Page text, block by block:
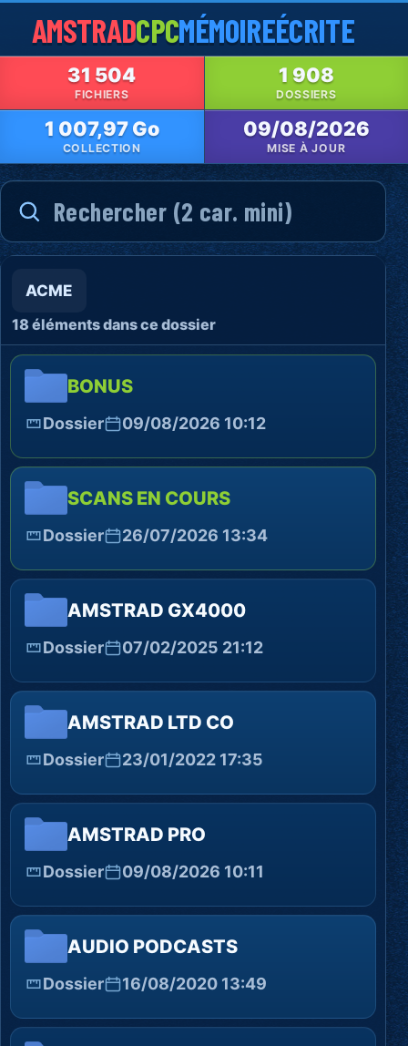
AMSTRADCPCMÉMOIREÉCRITE
31 504
FICHIERS
1 908
DOSSIERS
1 007,97 Go
COLLECTION
09/08/2026
MISE À JOUR
ACME
18 éléments dans ce dossier
BONUS
Dossier 09/08/2026 10:12
SCANS EN COURS
Dossier 26/07/2026 13:34
AMSTRAD GX4000
Dossier 07/02/2025 21:12
AMSTRAD LTD CO
Dossier 23/01/2022 17:35
AMSTRAD PRO
Dossier 09/08/2026 10:11
AUDIO PODCASTS
Dossier 16/08/2020 13:49